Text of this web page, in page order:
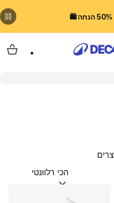
מיין לפי:(optional)